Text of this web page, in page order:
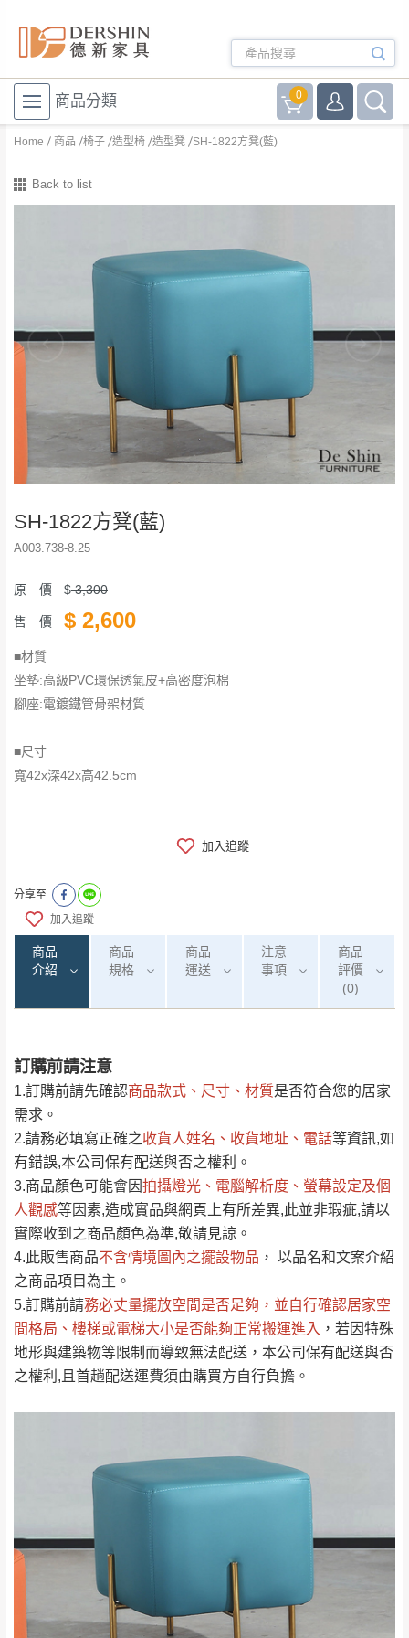
商品分類 0
Home 商品 椅子 造型椅 造型凳 SH-1822方凳(藍)
Back to list
SH-1822方凳(藍)
A003.738-8.25
原 價 $3,300
售 價 $ 2,600
■材質
坐墊:高級PVC環保透氣皮+高密度泡棉
腳座:電鍍鐵管骨架材質
■尺寸
寬42x深42x高42.5cm
加入追蹤
分享至
加入追蹤
商品
介紹
商品
規格
商品
運送
注意
事項
商品
評價
(0)
訂購前請注意
1.訂購前請先確認商品款式、尺寸、材質是否符合您的居家
需求。
2.請務必填寫正確之收貨人姓名、收貨地址、電話等資訊,如
有錯誤,本公司保有配送與否之權利。
3.商品顏色可能會因拍攝燈光、電腦解析度、螢幕設定及個
人觀感等因素,造成實品與網頁上有所差異,此並非瑕疵,請以
實際收到之商品顏色為準,敬請見諒。
4.此販售商品不含情境圖內之擺設物品 ， 以品名和文案介紹
之商品項目為主。
5.訂購前請務必丈量擺放空間是否足夠 ，並自行確認居家空
間格局、 樓梯或電梯大小是否能夠正常搬運進入 ，若因特殊
地形與建築物等限制而導致無法配送，本公司保有配送與否
之權利,且首趟配送運費須由購買方自行負擔。
運 費 說 明
運送地區 運送費用
偏遠地區
（請先線上詢問 LINE
→@dershin ）
桃園
免 運
＊A108產品另收運費
復興鄉
新竹
峨眉鄉、五峰鄉、
橫山、北埔鄉、尖
石鄉、寶山鄉山
區、新埔山區、芎
台北
雙溪、貢寮、烏
來、平溪、九份、
里、新店山區、三
峽山區、石碇、坪
注意事項：
由於品項繁多，網頁無法及時更新，如有需
Line客服」來信確認商品是否有「現貨」與
「金額」。
若商品價格或庫存有異常，商家有權取消訂
單。部分網路商品恕無法更改原設計或客製，敬請
見諒！
接單後二日內(不含例假日)，我們客服會與您
電話聯絡或E-Mail通知確認訂單。
（線上客服 LINE → @dershin）
下單前先詢問是否現貨，若未詢問下單後無
（洽詢方式請搜尋 Line ID → @dershin）
地區恕無法提供運送 (詳見運送規章)。
苗栗至基隆；其它地區暫不開放，如因特殊
地型限制(山區、鄉、鎮、村)、樓梯太小、無
法搬運上樓等因素，導致無法配送，
保有出貨的權利。
0/5 (0)筆
全部 依評論高至低排列
依評論低至高排列 只顯示附上圖片
只顯示附上評論